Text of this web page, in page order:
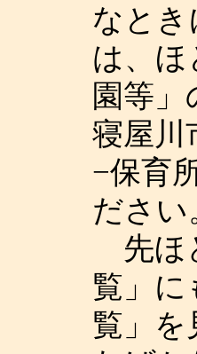
なと
は、
園等
寝屋川
−保育
ださい
先ほ
覧」に
覧」を